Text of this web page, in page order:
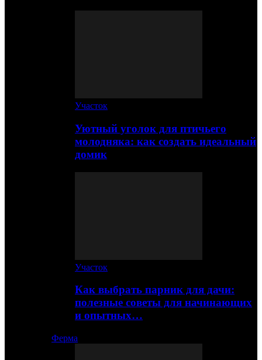
Участок
Уютный уголок для птичьего
молодняка: как создать идеальный
домик
Участок
Как выбрать парник для дачи:
полезные советы для начинающих
и опытных…
Ферма